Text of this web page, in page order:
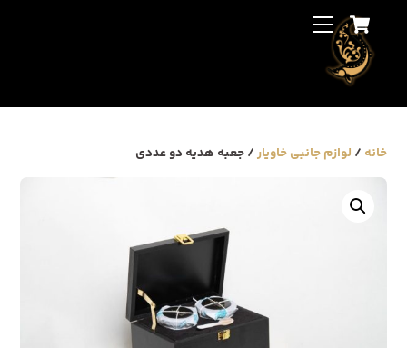
content
MenuCart
خانه / لوازم جانبی خاویار/ جعبه هدیه دو عددی